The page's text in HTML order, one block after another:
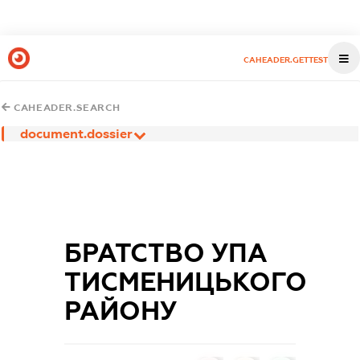
CAHEADER.GETTEST
CAHEADER.SEARCH
document.dossier
БРАТСТВО УПА
ТИСМЕНИЦЬКОГО
РАЙОНУ